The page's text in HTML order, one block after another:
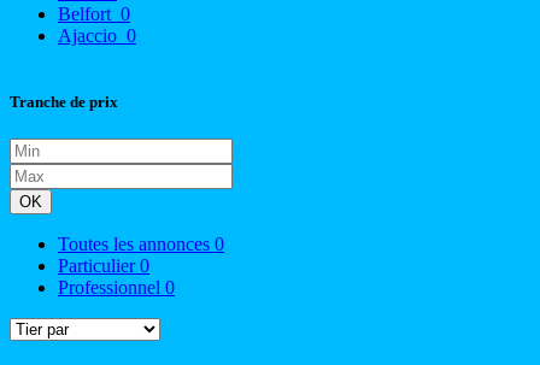
Belfort 0
Ajaccio 0
Tranche de prix
OK
Toutes les annonces 0
Particulier0
Professionnel 0